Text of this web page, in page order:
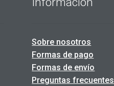
Sobre nosotros
Formas de pago
Formas de envío
Preguntas frecuentes